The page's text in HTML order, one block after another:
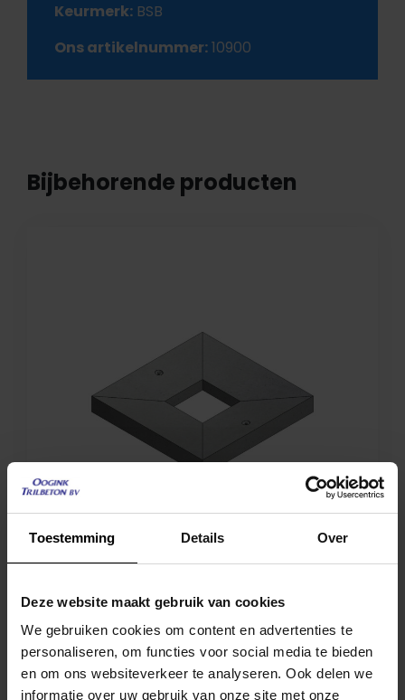
Toestemming Details Over
Deze website maakt gebruik van cookies
We gebruiken cookies om content en advertenties te
personaliseren, om functies voor social media te bieden
en om ons websiteverkeer te analyseren. Ook delen we
informatie over uw gebruik van onze site met onze
Keurmerk: BSB
Ons artikelnummer:10900
Bijbehorende producten
Kolkomrandingsplaat
Bekijk product